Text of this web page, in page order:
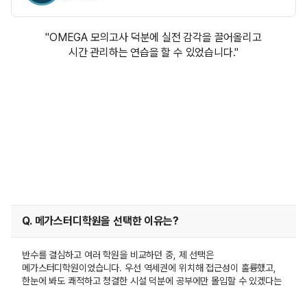
"OMEGA 모의고사 덕분에 실전 감각을 끌어올리고
시간 관리하는 연습을 할 수 있었습니다."
Q. 메가스터디학원을 선택한 이유는?
반수를 결심하고 여러 학원을 비교하던 중, 제 선택은
메가스터디학원이었습니다. 우선 역세권에 위치해 접근성이 훌륭했고,
한눈에 봐도 쾌적하고 청결한 시설 덕분에 공부에만 몰입할 수 있겠다는